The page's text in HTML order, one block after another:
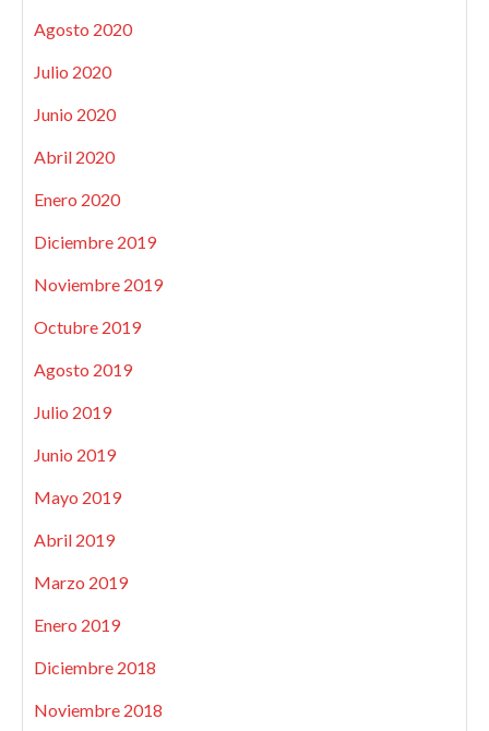
Agosto 2020
Julio 2020
Junio 2020
Abril 2020
Enero 2020
Diciembre 2019
Noviembre 2019
Octubre 2019
Agosto 2019
Julio 2019
Junio 2019
Mayo 2019
Abril 2019
Marzo 2019
Enero 2019
Diciembre 2018
Noviembre 2018